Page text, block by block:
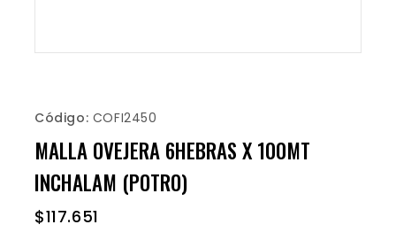
Código: COFI2450
MALLA OVEJERA 6HEBRAS X 100MT
INCHALAM (POTRO)
$117.651